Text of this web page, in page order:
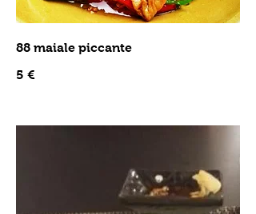
88 maiale piccante
5 €